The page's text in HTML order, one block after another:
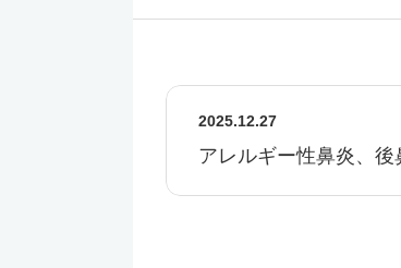
2025.12.27
アレルギー性鼻炎、